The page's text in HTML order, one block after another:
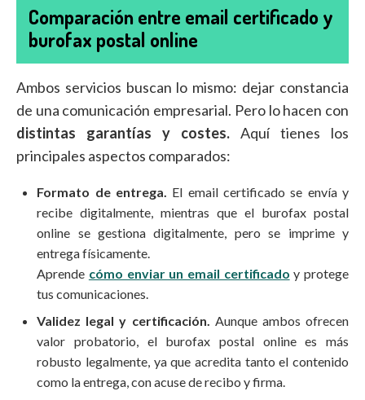
Comparación entre email certificado y
burofax postal online
Ambos servicios buscan lo mismo: dejar constancia
de una comunicación empresarial. Pero lo hacen con
distintas garantías y costes. Aquí tienes los
principales aspectos comparados:
Formato de entrega. El email certificado se envía y
recibe digitalmente, mientras que el burofax postal
online se gestiona digitalmente, pero se imprime y
entrega físicamente.
Aprende cómo enviar un email certificado y protege
tus comunicaciones.
Validez legal y certificación. Aunque ambos ofrecen
valor probatorio, el burofax postal online es más
robusto legalmente, ya que acredita tanto el contenido
como la entrega, con acuse de recibo y firma.